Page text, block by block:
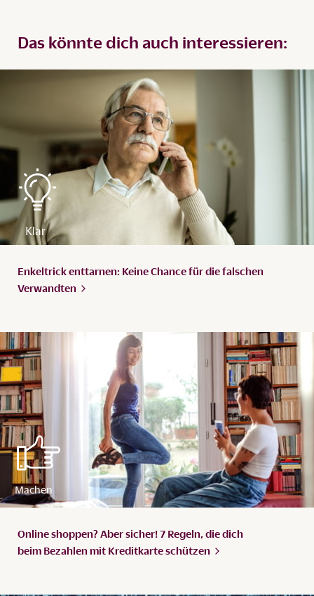
Das könnte dich auch interessieren:
Enkeltrick enttarnen: Keine Chance für die falschen
Verwandten
Online shoppen? Aber sicher! 7 Regeln, die dich
beim Bezahlen mit Kreditkarteschützen